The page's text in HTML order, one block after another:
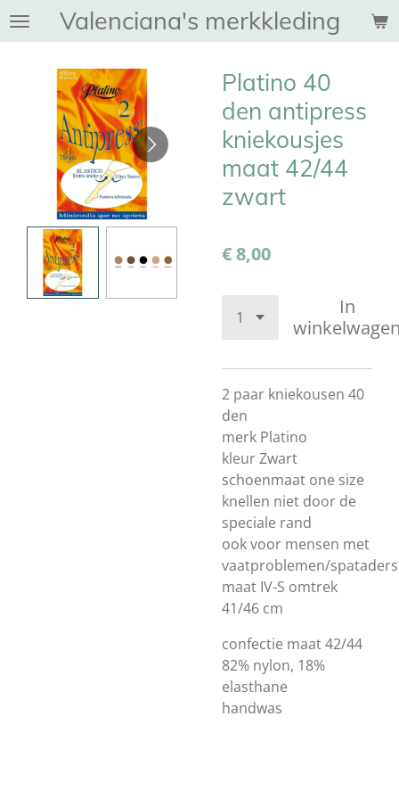
Ga
direct
hoofdinhoud
Valenciana's merkkleding
Platino 40
den antipress
kniekousjes
maat 42/44
zwart
€ 8,00
In
2 paar kniekousen 40
den
merk Platino
kleur Zwart
schoenmaat one size
knellen niet door de
speciale rand
ook voor mensen met
vaatproblemen/spataders
maat IV-S omtrek
41/46 cm
confectie maat 42/44
82% nylon, 18%
elasthane
handwas